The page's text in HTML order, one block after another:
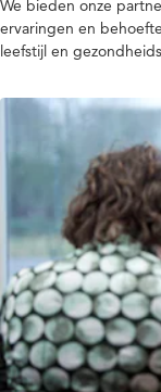
We bieden onze
ervaringen en
leefstijl en